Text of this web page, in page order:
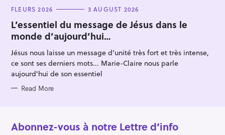
C
T
E
G
O
I
E
S
FLEURS 2026 3 AUGUST 2026
L’essentiel du message de Jésus dans le
monde d’aujourd’hui…
Jésus nous laisse un message d’unité très fort et très intense,
ce sont ses derniers mots... Marie-Claire nous parle
aujourd'hui de son essentiel
Read More
Abonnez-vous à notre Lettre d’info